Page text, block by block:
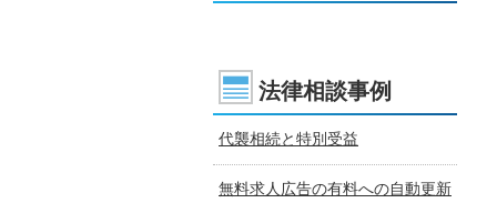
法律相談事例
代襲相続と特別受益
無料求人広告の有料への自動更新